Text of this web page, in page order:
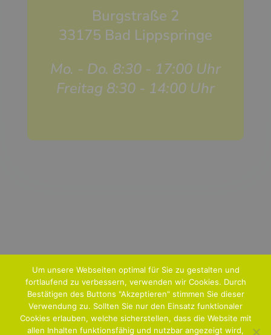
Burgstraße 2
33175 Bad Lippspringe
Mo. - Do. 8:30 - 17:00 Uhr
Freitag 8:30 - 14:00 Uhr
Home Aktuelle Ausgabe
Archiv
Um unsere Webseiten optimal für Sie zu gestalten und
fortlaufend zu verbessern, verwenden wir Cookies. Durch
Bestätigen des Buttons "Akzeptieren" stimmen Sie dieser
Verwendung zu. Sollten Sie nur den Einsatz funktionaler
Cookies erlauben, welche sicherstellen, dass die Website mit
allen Inhalten funktionsfähig und nutzbar angezeigt wird,